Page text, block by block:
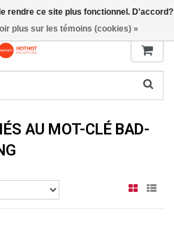
AU MOT-CLÉ BAD-
rendre ce site plus fonctionnel. D'accord?
plus sur les témoins (cookies) »